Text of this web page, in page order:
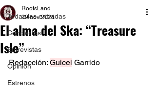
Todas las entradas
Conciertos
Entrevistas
Opinión
Estrenos
El alma del Ska: “Treasure
Isle”
RootsLand
29 nov 2024
Redacción: Guicel Garrido